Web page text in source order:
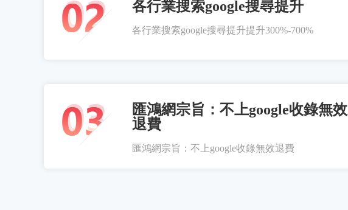
各行業搜索google搜尋提升
各行業搜索google搜尋提升提升300%-700%
匯鴻網宗旨：不上google收錄無效
退費
匯鴻網宗旨：不上google收錄無效退費